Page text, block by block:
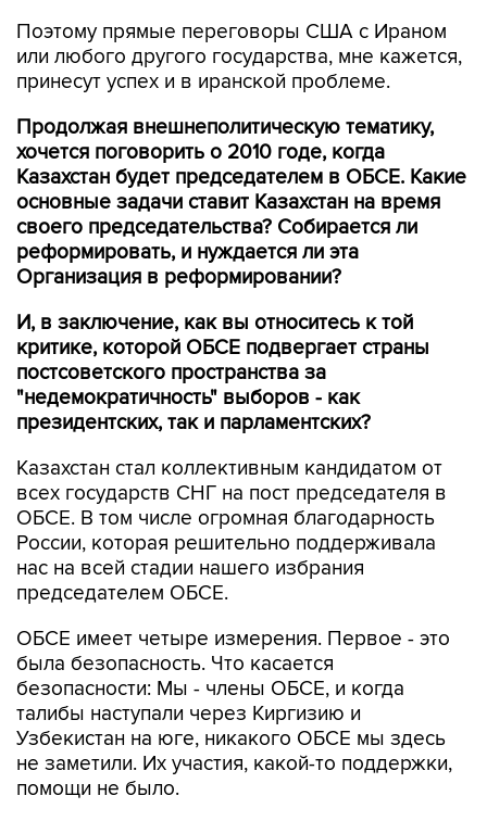
Поэтому прямые переговоры США с Ираном
или любого другого государства, мне кажется,
принесут успех и в иранской проблеме.
Продолжая внешнеполитическую тематику,
хочется поговорить о 2010 годе, когда
Казахстан будет председателем в ОБСЕ. Какие
основные задачи ставит Казахстан на время
своего председательства? Собирается ли
реформировать, и нуждается ли эта
Организация в реформировании?
И, в заключение, как вы относитесь к той
критике, которой ОБСЕ подвергает страны
постсоветского пространства за
"недемократичность" выборов - как
президентских, так и парламентских?
Казахстан стал коллективным кандидатом от
всех государств СНГ на пост председателя в
ОБСЕ. В том числе огромная благодарность
России, которая решительно поддерживала
нас на всей стадии нашего избрания
председателем ОБСЕ.
ОБСЕ имеет четыре измерения. Первое - это
была безопасность. Что касается
безопасности: Мы - члены ОБСЕ, и когда
талибы наступали через Киргизию и
Узбекистан на юге, никакого ОБСЕ мы здесь
не заметили. Их участия, какой-то поддержки,
помощи не было.